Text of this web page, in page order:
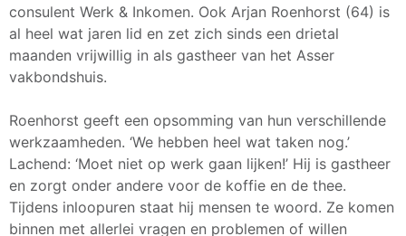
consulent Werk & Inkomen. Ook Arjan Roenhorst (64) is
al heel wat jaren lid en zet zich sinds een drietal
maanden vrijwillig in als gastheer van het Asser
vakbondshuis.
Roenhorst geeft een opsomming van hun verschillende
werkzaamheden. ‘We hebben heel wat taken nog.’
Lachend: ‘Moet niet op werk gaan lijken!’ Hij is gastheer
en zorgt onder andere voor de koffie en de thee.
Tijdens inloopuren staat hij mensen te woord. Ze komen
binnen met allerlei vragen en problemen of willen